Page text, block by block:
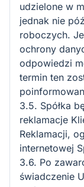
udzielone w
jednak nie
roboczych.
ochrony
odpowiedzi
termin ten
3.5. Spółka
reklamacje
Reklamacji,
internetowej
3.6. Po
świadczenie